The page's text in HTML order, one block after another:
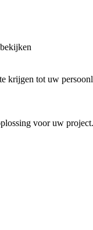
krijgen tot uw
voor uw project.